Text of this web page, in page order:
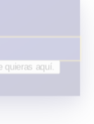
quierasaquí.